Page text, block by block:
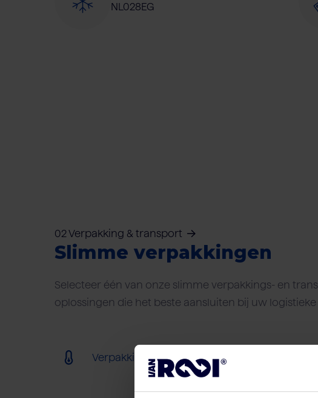
NL028EG
02 Verpakking & transport
Slimme verpakkingen
Selecteer één van onze slimme verpakkings- en
oplossingen die het beste aansluiten bij uw logistieke
Verpakking (bevroren) (< 18ºC)